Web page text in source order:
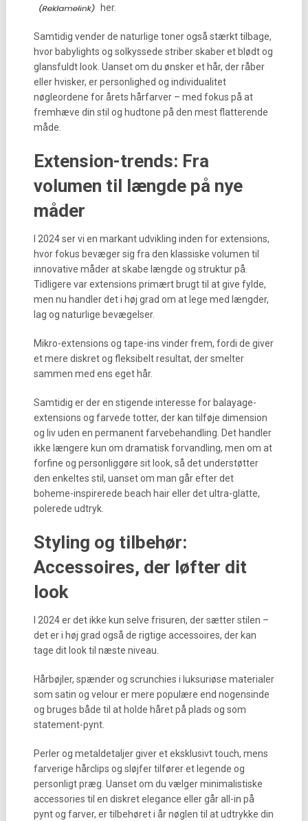
her.
Samtidig vender de naturlige toner også stærkt tilbage,
hvor babylights og solkyssede striber skaber et blødt og
glansfuldt look. Uanset om du ønsker et hår, der råber
eller hvisker, er personlighed og individualitet
nøgleordene for årets hårfarver – med fokus på at
fremhæve din stil og hudtone på den mest flatterende
måde.
Extension-trends: Fra
volumen til længde på nye
måder
I 2024 ser vi en markant udvikling inden for extensions,
hvor fokus bevæger sig fra den klassiske volumen til
innovative måder at skabe længde og struktur på.
Tidligere var extensions primært brugt til at give fylde,
men nu handler det i høj grad om at lege med længder,
lag og naturlige bevægelser.
Mikro-extensions og tape-ins vinder frem, fordi de giver
et mere diskret og fleksibelt resultat, der smelter
sammen med ens eget hår.
Samtidig er der en stigende interesse for balayage-
extensions og farvede totter, der kan tilføje dimension
og liv uden en permanent farvebehandling. Det handler
ikke længere kun om dramatisk forvandling, men om at
forfine og personliggøre sit look, så det understøtter
den enkeltes stil, uanset om man går efter det
boheme-inspirerede beach hair eller det ultra-glatte,
polerede udtryk.
Styling og tilbehør:
Accessoires, der løfter dit
look
I 2024 er det ikke kun selve frisuren, der sætter stilen –
det er i høj grad også de rigtige accessoires, der kan
tage dit look til næste niveau.
Hårbøjler, spænder og scrunchies i luksuriøse materialer
som satin og velour er mere populære end nogensinde
og bruges både til at holde håret på plads og som
statement-pynt.
Perler og metaldetaljer giver et eksklusivt touch, mens
farverige hårclips og sløjfer tilfører et legende og
personligt præg. Uanset om du vælger minimalistiske
accessories til en diskret elegance eller går all-in på
pynt og farver, er tilbehøret i år nøglen til at udtrykke din